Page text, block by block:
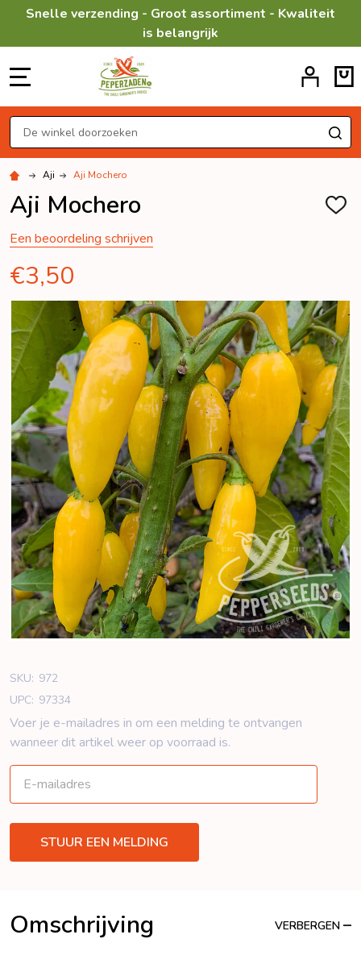
Snelle verzending - Groot assortiment - Kwaliteit
is belangrijk
Zoeken
Aji Aji Mochero
Aji Mochero
Een beoordeling schrijven
€3,50
SKU: 972
UPC: 97334
Voer je e-mailadres in om een ​​melding te ontvangen
wanneer dit artikel weer op voorraad is.
Omschrijving VERBERGEN